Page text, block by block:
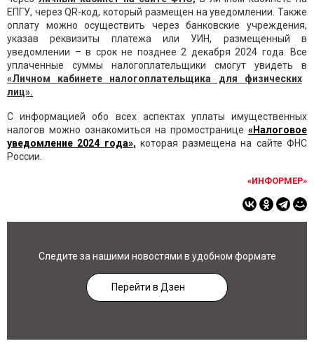
ЕПГУ, через QR-код, который размещен на уведомлении. Также
оплату можно осуществить через банковские учреждения,
указав реквизиты платежа или УИН, размещенный в
уведомлении – в срок не позднее 2 декабря 2024 года. Все
уплаченные суммы налогоплательщики смогут увидеть в
«Личном кабинете налогоплательщика для физических
лиц».
С информацией обо всех аспектах уплаты имущественных
налогов можно ознакомиться на промостранице «Налоговое
уведомление 2024 года», которая размещена на сайте ФНС
России.
«ИНФОРМЕР»
Следите за нашими новостями в удобном формате
Перейти в Дзен